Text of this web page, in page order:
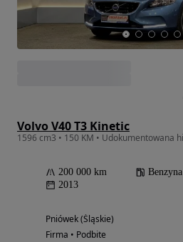
Volvo V40 T3 Kinetic
200 000 km Benzyna
2013
Pniówek (Śląskie)
Firma • Podbite